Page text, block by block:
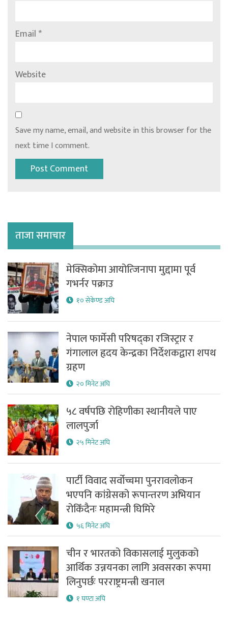
Email*
Website
Save my name, email, and website in this browser for the
next time I comment.
ताजा समाचार
मेक्सिकोमा आयोत्जिनापा मुद्दामा पूर्व
गभर्नर पक्राउ
१० सेकेण्ड अघि
नेपाल फार्मेसी परिषद्का रजिस्ट्रार र
गंगालाल हृदय केन्द्रका निर्देशकद्वारा शपथ
ग्रहण
२० मिनेट अघि
५८ वर्षपछि रोहिणीका स्थानीयले पाए
लालपुर्जा
२५ मिनेट अघि
पार्टी विवाद सर्वोच्चमा पुनरावलोकन
भएपनि कांग्रेसको रूपान्तरण अभियान
रोकिँदैनः महामन्त्री घिमिरे
५६ मिनेट अघि
चीन र भारतको विकासलाई मुलुकको
आर्थिक उन्नयनका लागि अवसरका रूपमा
लिनुपर्छः परराष्ट्रमन्त्री खनाल
१ घण्टा अघि